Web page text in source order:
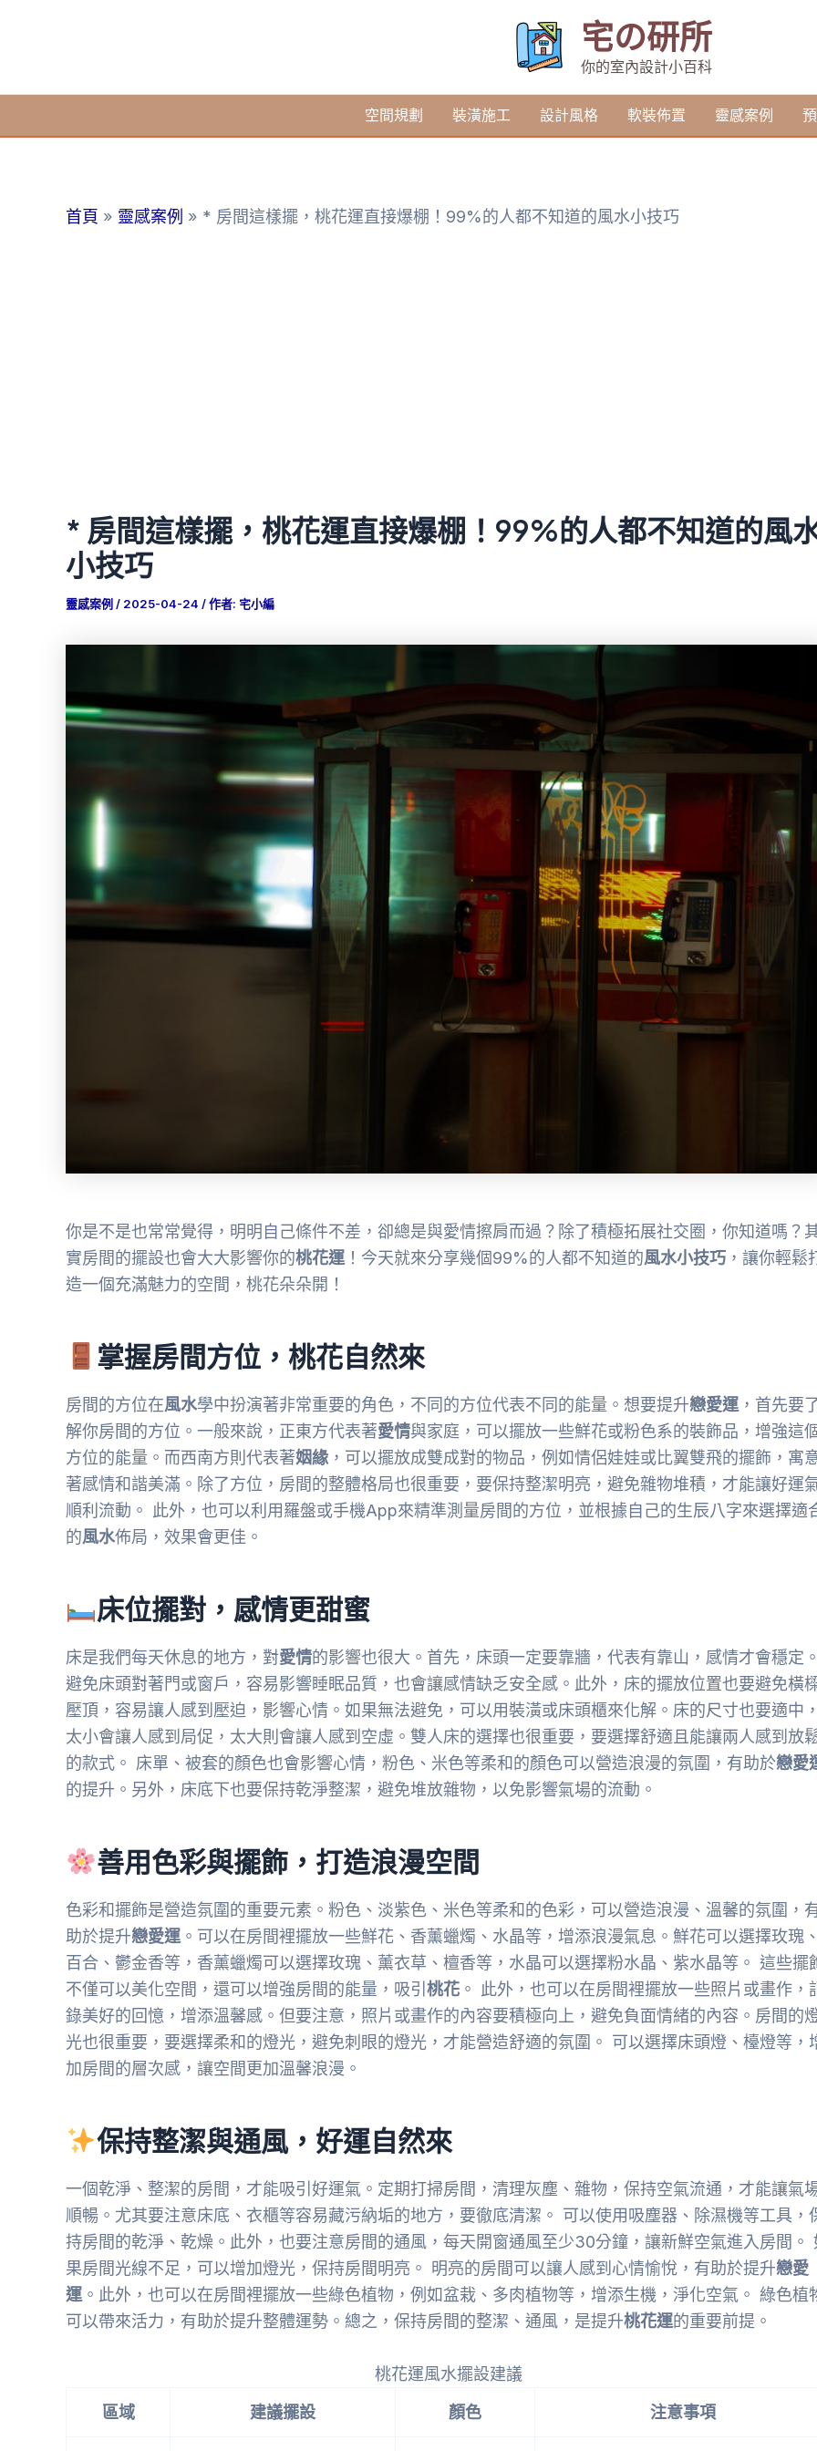
要
宅の研所
你的室內設計小百科
空間規劃 裝潢施工 設計風格 軟裝佈置 靈感案例
首頁 靈感案例 * 房間這樣擺，桃花運直接爆棚！99%的人都不知道的風水小技巧
* 房間這樣擺，桃花運直接爆棚！99%的人都不知道的風
小技巧
靈感案例 / 2025-04-24 / 作者: 宅小編
你是不是也常常覺得，明明自己條件不差，卻總是與愛情擦肩而過？除了積極拓展社交圈，你知道嗎？
實房間的擺設也會大大影響你的桃花運 ！今天就來分享幾個99%的人都不知道的風水小技巧 ，讓你輕鬆
造一個充滿魅力的空間，桃花朵朵開！
掌握房間方位，桃花自然來
房間的方位在風水學中扮演著非常重要的角色，不同的方位代表不同的能量。想要提升戀愛運 ，首先要
解你房間的方位。一般來說，正東方代表著愛情與家庭，可以擺放一些鮮花或粉色系的裝飾品，增強這
方位的能量。而西南方則代表著姻緣 ，可以擺放成雙成對的物品，例如情侶娃娃或比翼雙飛的擺飾，寓
著感情和諧美滿。除了方位，房間的整體格局也很重要，要保持整潔明亮，避免雜物堆積，才能讓好運
順利流動。 此外，也可以利用羅盤或手機App來精準測量房間的方位，並根據自己的生辰八字來選擇適
的風水佈局，效果會更佳。
床位擺對，感情更甜蜜
床是我們每天休息的地方，對愛情的影響也很大。首先，床頭一定要靠牆，代表有靠山，感情才會穩定。
避免床頭對著門或窗戶，容易影響睡眠品質，也會讓感情缺乏安全感。此外，床的擺放位置也要避免橫
壓頂，容易讓人感到壓迫，影響心情。如果無法避免，可以用裝潢或床頭櫃來化解。床的尺寸也要適中，
太小會讓人感到局促，太大則會讓人感到空虛。雙人床的選擇也很重要，要選擇舒適且能讓兩人感到放
的款式。 床單、被套的顏色也會影響心情，粉色、米色等柔和的顏色可以營造浪漫的氛圍，有助於戀愛
的提升。另外，床底下也要保持乾淨整潔，避免堆放雜物，以免影響氣場的流動。
善用色彩與擺飾，打造浪漫空間
色彩和擺飾是營造氛圍的重要元素。粉色、淡紫色、米色等柔和的色彩，可以營造浪漫、溫馨的氛圍，
助於提升戀愛運 。可以在房間裡擺放一些鮮花、香薰蠟燭、水晶等，增添浪漫氣息。鮮花可以選擇玫瑰、
百合、鬱金香等，香薰蠟燭可以選擇玫瑰、薰衣草、檀香等，水晶可以選擇粉水晶、紫水晶等。 這些擺
不僅可以美化空間，還可以增強房間的能量，吸引 桃花 。 此外，也可以在房間裡擺放一些照片或畫作，
錄美好的回憶，增添溫馨感。但要注意，照片或畫作的內容要積極向上，避免負面情緒的內容。房間的
光也很重要，要選擇柔和的燈光，避免刺眼的燈光，才能營造舒適的氛圍。 可以選擇床頭燈、檯燈等，
加房間的層次感，讓空間更加溫馨浪漫。
保持整潔與通風，好運自然來
一個乾淨、整潔的房間，才能吸引好運氣。定期打掃房間，清理灰塵、雜物，保持空氣流通，才能讓氣
順暢。尤其要注意床底、衣櫃等容易藏污納垢的地方，要徹底清潔。 可以使用吸塵器、除濕機等工具，
持房間的乾淨、乾燥。此外，也要注意房間的通風，每天開窗通風至少30分鐘，讓新鮮空氣進入房間。
果房間光線不足，可以增加燈光，保持房間明亮。 明亮的房間可以讓人感到心情愉悅，有助於提升戀愛
運 。此外，也可以在房間裡擺放一些綠色植物，例如盆栽、多肉植物等，增添生機，淨化空氣。 綠色植
可以帶來活力，有助於提升整體運勢。總之，保持房間的整潔、通風，是提升桃花運的重要前提。
桃花運風水擺設建議
區域
建議擺設 顏色 注意事項